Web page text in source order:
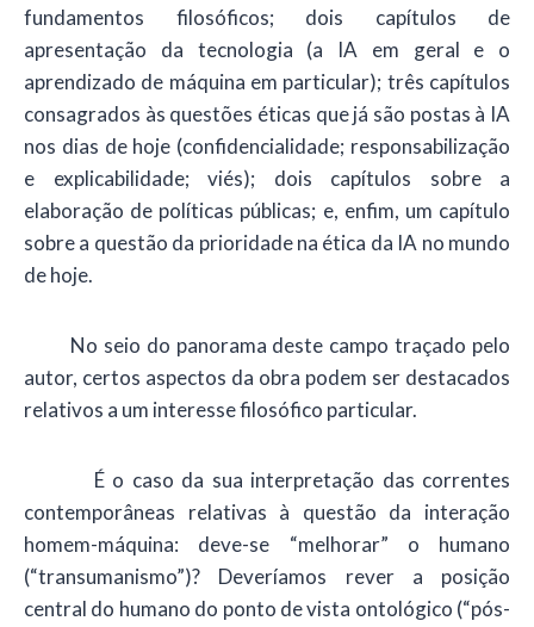
fundamentos filosóficos; dois capítulos de
apresentação da tecnologia (a IA em geral e o
aprendizado de máquina em particular); três capítulos
consagrados às questões éticas que já são postas à IA
nos dias de hoje (confidencialidade; responsabilização
e explicabilidade; viés); dois capítulos sobre a
elaboração de políticas públicas; e, enfim, um capítulo
sobre a questão da prioridade na ética da IA no mundo
de hoje.
No seio do panorama deste campo traçado pelo
autor, certos aspectos da obra podem ser destacados
relativos a um interesse filosófico particular.
É o caso da sua interpretação das correntes
contemporâneas relativas à questão da interação
homem-máquina: deve-se “melhorar” o humano
(“transumanismo”)? Deveríamos rever a posição
central do humano do ponto de vista ontológico (“pós-